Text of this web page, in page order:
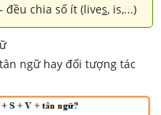
đều chia số ít (lives, is,...)
ngữ hay đối tượng tác